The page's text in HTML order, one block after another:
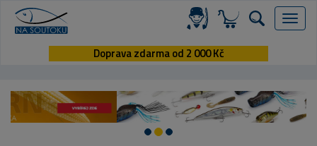
Menu
Doprava zdarma od 2 000 Kč